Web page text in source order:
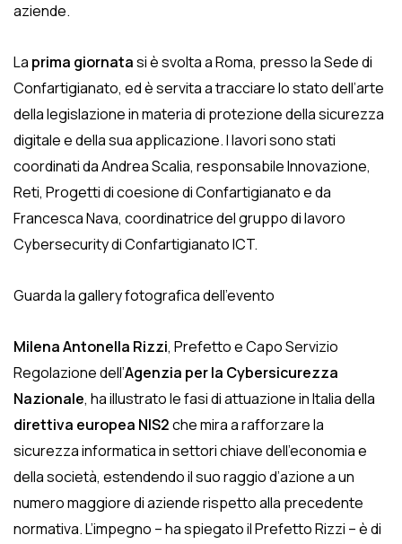
aziende.
La prima giornatasi è svolta a Roma, presso la Sede di
Confartigianato, ed è servita a tracciare lo stato dell’arte
della legislazione in materia di protezione della sicurezza
digitale e della sua applicazione. I lavori sono stati
coordinati da Andrea Scalia, responsabile Innovazione,
Reti, Progetti di coesione di Confartigianato e da
Francesca Nava, coordinatrice del gruppo di lavoro
Cybersecurity di Confartigianato ICT.
Guarda la gallery fotografica dell’evento
Milena Antonella Rizzi, Prefetto e Capo Servizio
Regolazione dell’Agenzia per la Cybersicurezza
Nazionale, ha illustrato le fasi di attuazione in Italia della
direttiva europea NIS2che mira a rafforzare la
sicurezza informatica in settori chiave dell’economia e
della società, estendendo il suo raggio d’azione a un
numero maggiore di aziende rispetto alla precedente
normativa. L’impegno – ha spiegato il Prefetto Rizzi – è di